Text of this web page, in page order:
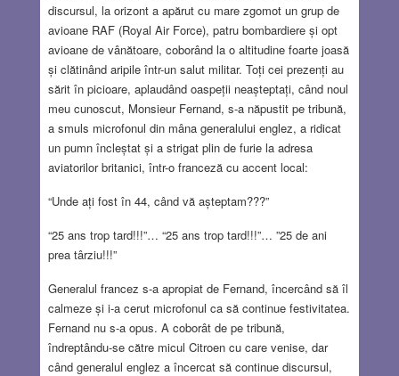
discursul, la orizont a apărut cu mare zgomot un grup de
avioane RAF (Royal Air Force), patru bombardiere și opt
avioane de vânătoare, coborând la o altitudine foarte joasă
și clătinând aripile într-un salut militar. Toți cei prezenți au
sărit în picioare, aplaudând oaspeții neașteptați, când noul
meu cunoscut, Monsieur Fernand, s-a năpustit pe tribună,
a smuls microfonul din mâna generalului englez, a ridicat
un pumn încleștat și a strigat plin de furie la adresa
aviatorilor britanici, într-o franceză cu accent local:
“Unde ați fost în 44, când vă așteptam???”
“25 ans trop tard!!!”… “25 ans trop tard!!!”… ”25 de ani
prea târziu!!!”
Generalul francez s-a apropiat de Fernand, încercând să îl
calmeze și i-a cerut microfonul ca să continue festivitatea.
Fernand nu s-a opus. A coborât de pe tribună,
îndreptându-se către micul Citroen cu care venise, dar
când generalul englez a încercat să continue discursul,